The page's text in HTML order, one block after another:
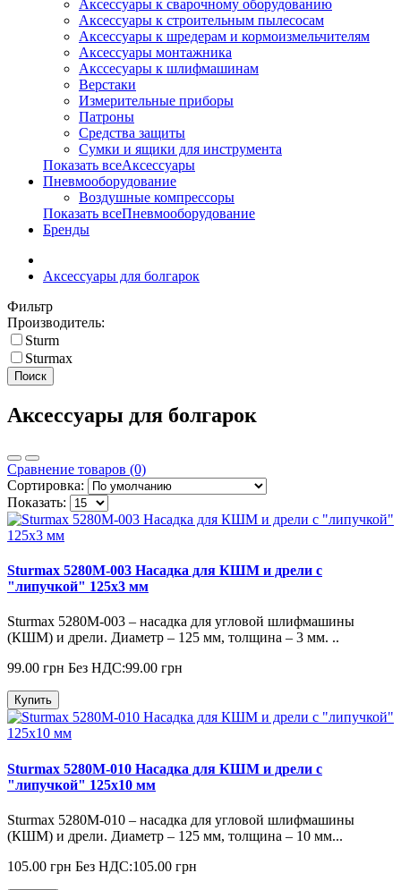
Аксессуары к сварочному оборудованию
Аксессуары к строительным пылесосам
Аксессуары к шредерам и кормоизмельчителям
Аксессуары монтажника
Акссесуары к шлифмашинам
Верстаки
Измерительные приборы
Патроны
Средства защиты
Сумки и ящики для инструмента
Показать всеАксессуары
Пневмооборудование
Воздушные компрессоры
Показать всеПневмооборудование
Бренды
Аксессуары для болгарок
Фильтр
Производитель:
Sturm
Sturmax
Поиск
Аксессуары для болгарок
Сравнение товаров (0)
Сортировка:
Показать:
Sturmax 5280M-003 Насадка для КШМ и дрели с
"липучкой" 125х3 мм
Sturmax 5280M-003 – насадка для угловой шлифмашины
(КШМ) и дрели. Диаметр – 125 мм, толщина – 3 мм. ..
99.00 грн Без НДС:99.00 грн
Купить
Sturmax 5280M-010 Насадка для КШМ и дрели с
"липучкой" 125х10 мм
Sturmax 5280M-010 – насадка для угловой шлифмашины
(КШМ) и дрели. Диаметр – 125 мм, толщина – 10 мм...
105.00 грн Без НДС:105.00 грн